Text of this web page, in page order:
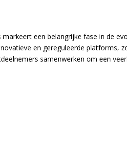
een belangrijke fase in de
en gereguleerde platforms,
samenwerken om een